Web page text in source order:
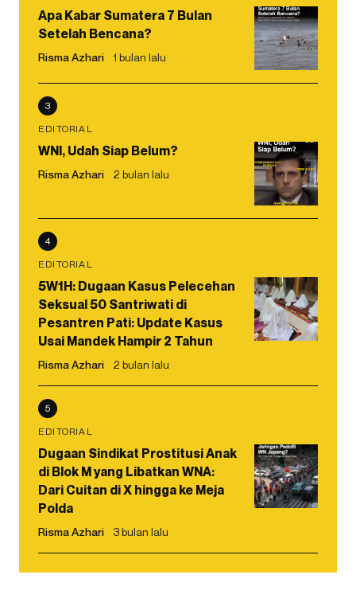
Apa Kabar Sumatera 7 Bulan
Setelah Bencana?
Risma Azhari 1 bulan lalu
3
EDITORIAL
WNI, Udah Siap Belum?
Risma Azhari 2 bulan lalu
4
EDITORIAL
5W1H: Dugaan Kasus Pelecehan
Seksual 50 Santriwati di
Pesantren Pati: Update Kasus
Usai Mandek Hampir 2 Tahun
Risma Azhari 2 bulan lalu
5
EDITORIAL
Dugaan Sindikat Prostitusi Anak
di Blok M yang Libatkan WNA:
Dari Cuitan di X hingga ke Meja
Polda
Risma Azhari 3 bulan lalu